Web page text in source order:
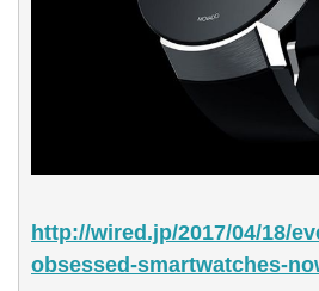
http://wired.jp/2017/04/18/
obsessed-smartwatches-